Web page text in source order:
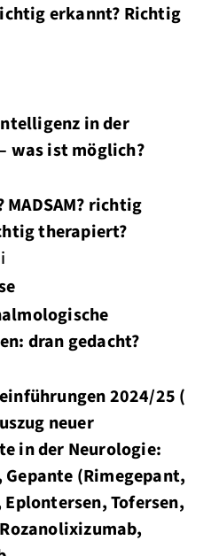
erkannt? Richtig
in der
was ist möglich?
MADSAM? richtig
therapiert?
dran gedacht?
2024/25 (
neuer
in der Neurologie:
Gepante (Rimegepant,
Tofersen,